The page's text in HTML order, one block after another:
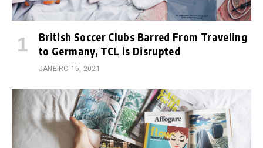
British Soccer Clubs Barred From Traveling
to Germany, TCL is Disrupted
JANEIRO 15, 2021